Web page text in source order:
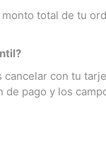
total de tu
con tu
pago y los